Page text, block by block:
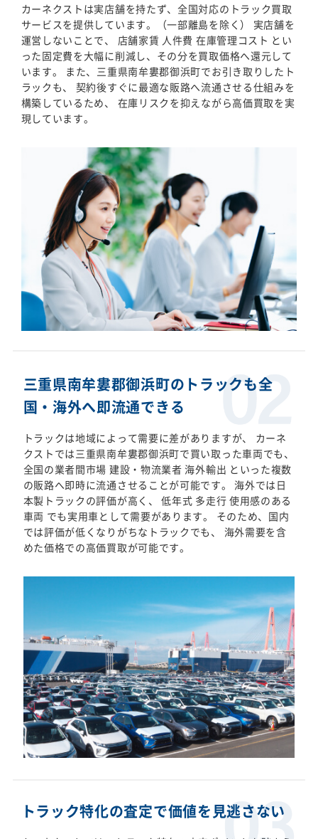
カーネクストは実店舗を持たず、全国対応のトラック買取
サービスを提供しています。（一部離島を除く） 実店舗を
運営しないことで、 店舗家賃 人件費 在庫管理コスト とい
った固定費を大幅に削減し、その分を買取価格へ還元して
います。 また、三重県南牟婁郡御浜町でお引き取りしたト
ラックも、 契約後すぐに最適な販路へ流通させる仕組みを
構築しているため、 在庫リスクを抑えながら高価買取を実
現しています。
三重県南牟婁郡御浜町のトラックも全
国・海外へ即流通できる
トラックは地域によって需要に差がありますが、 カーネ
クストでは三重県南牟婁郡御浜町で買い取った車両でも、
全国の業者間市場 建設・物流業者 海外輸出 といった複数
の販路へ即時に流通させることが可能です。 海外では日
本製トラックの評価が高く、 低年式 多走行 使用感のある
車両 でも実用車として需要があります。 そのため、国内
では評価が低くなりがちなトラックでも、 海外需要を含
めた価格での高価買取が可能です。
トラック特化の査定で価値を見逃さない